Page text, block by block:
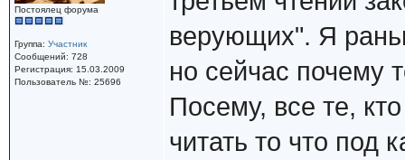
Постоялец форума
Группа: Участник
Сообщений: 728
Регистрация: 15.03.2009
Пользователь №: 25696
верующих". Я
но сейчас почему
Посему, все те,
читать то что под